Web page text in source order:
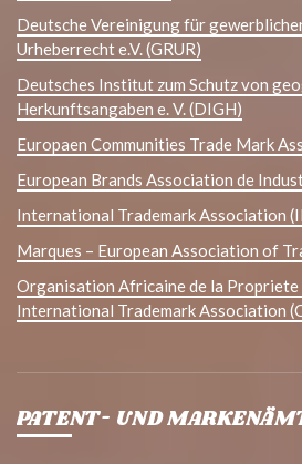
Deutsche Vereinigung für
Urheberrecht e.V. (GRUR)
Deutsches Institut zum Schutz von
Herkunftsangaben e. V. (DIGH)
Europaen Communities Trade Mark
European Brands Association de
International Trademark Association
Marques – European Association of
Organisation Africaine de la
International Trademark Association
PATENT- UND